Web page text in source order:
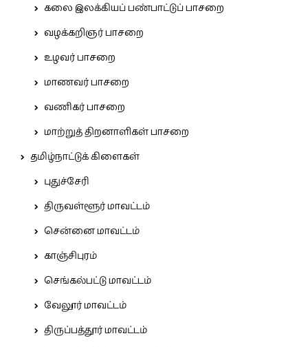
கலை இலக்கியப் பண்பாட்டுப் பாசறை
வழக்கறிஞர் பாசறை
உழவர் பாசறை
மாணவர் பாசறை
வணிகர் பாசறை
மாற்றுத் திறனாளிகள் பாசறை
தமிழ்நாட்டுக் கிளைகள்
புதுச்சேரி
திருவள்ளூர் மாவட்டம்
சென்னை மாவட்டம்
காஞ்சிபுரம்
செங்கல்பட்டு மாவட்டம்
வேலூர் மாவட்டம்
திருப்பத்தூர் மாவட்டம்